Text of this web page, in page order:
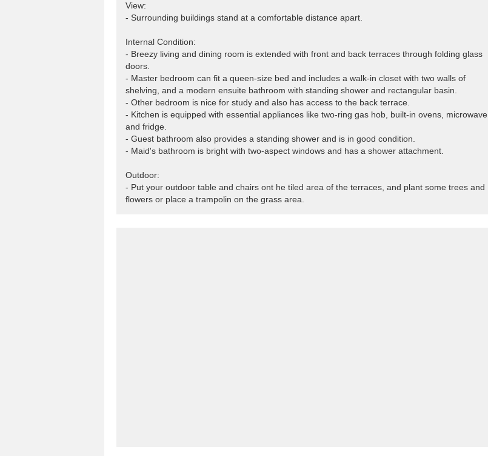
View:
- Surrounding buildings stand at a comfortable distance apart.
Internal Condition:
- Breezy living and dining room is extended with front and back terraces through folding glass
doors.
- Master bedroom can fit a queen-size bed and includes a walk-in closet with two walls of
shelving, and a modern ensuite bathroom with standing shower and rectangular basin.
- Other bedroom is nice for study and also has access to the back terrace.
- Kitchen is equipped with essential appliances like two-ring gas hob, built-in ovens, microwave
and fridge.
- Guest bathroom also provides a standing shower and is in good condition.
- Maid's bathroom is bright with two-aspect windows and has a shower attachment.
Outdoor:
- Put your outdoor table and chairs ont he tiled area of the terraces, and plant some trees and
flowers or place a trampolin on the grass area.